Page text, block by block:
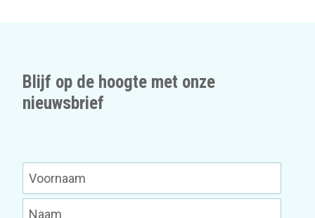
Blijf op de hoogte met onze
nieuwsbrief